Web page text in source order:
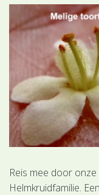
Reis mee door
Helmkruidfamilie.